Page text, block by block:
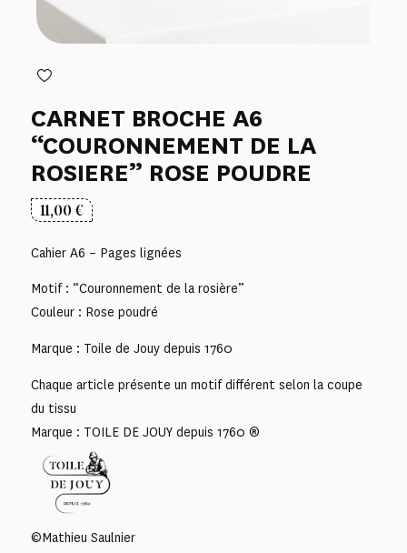
CARNET BROCHE A6
“COURONNEMENT DE LA
ROSIERE” ROSE POUDRE
11,00€
Cahier A6 – Pages lignées
Motif : “Couronnement de la rosière”
Couleur : Rose poudré
Marque : Toile de Jouy depuis 1760
Chaque article présente un motif différent selon la coupe
du tissu
Marque : TOILE DE JOUY depuis 1760 ®
©Mathieu Saulnier